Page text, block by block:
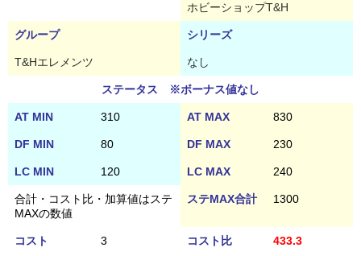
ホビーショップT&H
グループ シリーズ
T&Hエレメンツ なし
ステータス ※ボーナス値なし
AT MIN 310 AT MAX 830
DF MIN 80 DF MAX 230
LC MIN 120 LC MAX 240
合計・コスト比・加算値はステ
MAXの数値
ステMAX合計 1300
コスト 3 コスト比 433.3